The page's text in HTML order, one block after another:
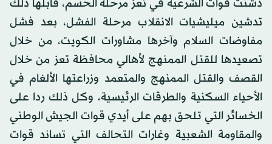
دشنت قوات الشرعية في تعز مرحلة الحسم، قابلها ذلك
تدشين ميليشيات الانقلاب مرحلة الفشل، بعد فشل
مفاوضات السلام وآخرها مشاورات الكويت، من خلال
تصعيدها للقتل الممنهج لأهالي محافظة تعز من خلال
القصف والقتل الممنهج والمتعمد وزراعتها الألغام في
الأحياء السكنية والطرقات الرئيسية، وكل ذلك ردا على
الخسائر التي تلحق بهم على أيدي قوات الجيش الوطني
والمقاومة الشعبية وغارات التحالف التي تساند قوات